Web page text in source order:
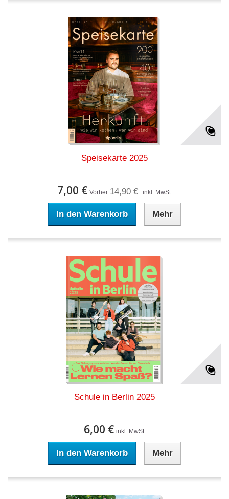
Speisekarte 2025
7,00 € Vorher 14,90 € inkl. MwSt.
In den Warenkorb Mehr
Schule in Berlin 2025
6,00 € inkl. MwSt.
In den Warenkorb Mehr